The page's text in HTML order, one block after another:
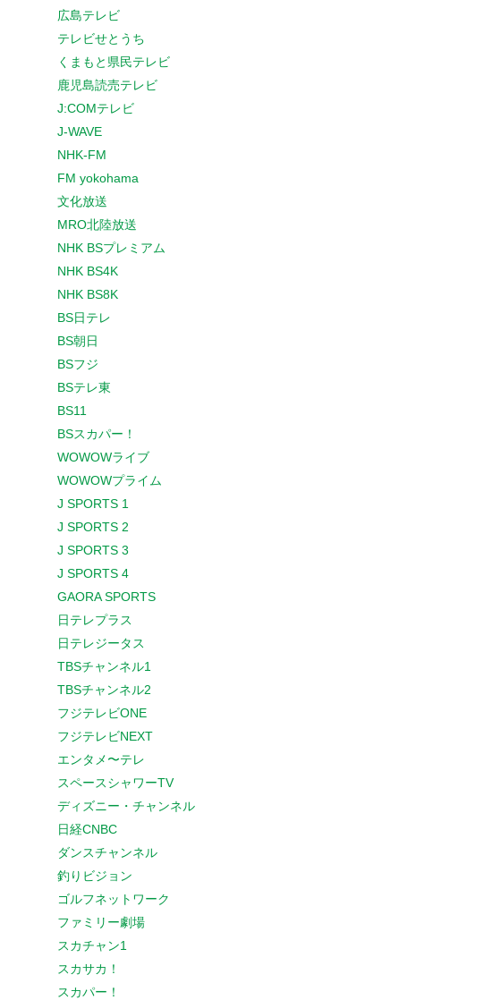
広島テレビ
テレビせとうち
くまもと県民テレビ
鹿児島読売テレビ
J:COMテレビ
J-WAVE
NHK-FM
FM yokohama
文化放送
MRO北陸放送
NHK BSプレミアム
NHK BS4K
NHK BS8K
BS日テレ
BS朝日
BSフジ
BSテレ東
BS11
BSスカパー！
WOWOWライブ
WOWOWプライム
J SPORTS 1
J SPORTS 2
J SPORTS 3
J SPORTS 4
GAORA SPORTS
日テレプラス
日テレジータス
TBSチャンネル1
TBSチャンネル2
フジテレビONE
フジテレビNEXT
エンタメ〜テレ
スペースシャワーTV
ディズニー・チャンネル
日経CNBC
ダンスチャンネル
釣りビジョン
ゴルフネットワーク
ファミリー劇場
スカチャン1
スカサカ！
スカパー！